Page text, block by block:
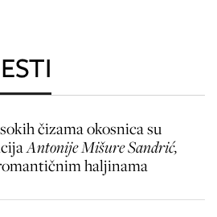
čizama okosnica su
Antonije Mišure Sandrić,
haljinama